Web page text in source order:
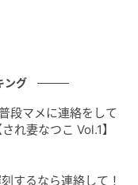
部が企画・作成
ング
段マメに連絡をして
れ妻なつこ Vol.1】
るなら連絡して！